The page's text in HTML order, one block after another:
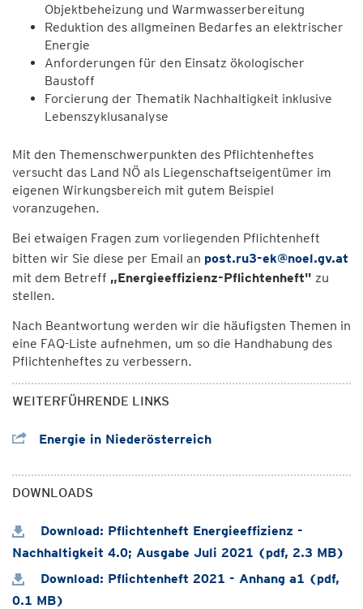
Objektbeheizung und Warmwasserbereitung
Reduktion des allgmeinen Bedarfes an elektrischer
Energie
Anforderungen für den Einsatz ökologischer
Baustoff
Forcierung der Thematik Nachhaltigkeit inklusive
Lebenszyklusanalyse
Mit den Themenschwerpunkten des Pflichtenheftes
versucht das Land NÖ als Liegenschaftseigentümer im
eigenen Wirkungsbereich mit gutem Beispiel
voranzugehen.
Bei etwaigen Fragen zum vorliegenden Pflichtenheft
bitten wir Sie diese per Email an post.ru3-ek@noel.gv.at
mit dem Betreff „Energieeffizienz-Pflichtenheft" zu
stellen.
Nach Beantwortung werden wir die häufigsten Themen in
eine FAQ-Liste aufnehmen, um so die Handhabung des
Pflichtenheftes zu verbessern.
WEITERFÜHRENDE LINKS
Energie in Niederösterreich
DOWNLOADS
Download: Pflichtenheft Energieeffizienz -
Nachhaltigkeit 4.0; Ausgabe Juli 2021 (pdf, 2.3 MB)
Download: Pflichtenheft 2021 - Anhang a1 (pdf,
0.1 MB)